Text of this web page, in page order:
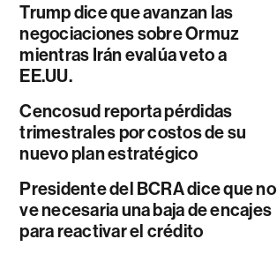
Trump dice que avanzan las
negociaciones sobre Ormuz
mientras Irán evalúa veto a
EE.UU.
Cencosud reporta pérdidas
trimestrales por costos de su
nuevo plan estratégico
Presidente del BCRA dice que no
ve necesaria una baja de encajes
para reactivar el crédito